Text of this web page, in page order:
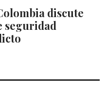
discute
seguridad